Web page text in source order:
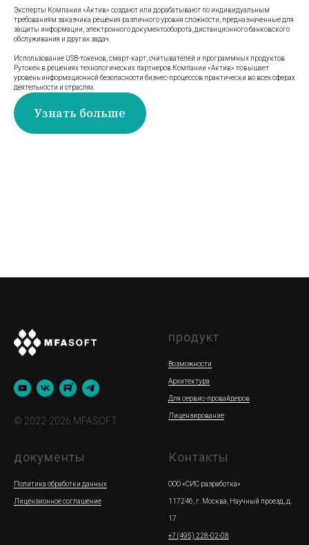
Эксперты Компании «Актив» создают или дорабатывают по индивидуальным
требованиям заказчика решения различного уровня сложности, предназначенные для
защиты информации, электронного документооборота, дистанционного банковского
обслуживания и других задач.
Использование USB-токенов, смарт-карт, считывателей и программных продуктов
Рутокен в решениях технологических партнеров Компании «Актив» повышает
уровень информационной безопасности бизнес-процессов практически во всех сферах
деятельности и отраслях.
Узнать больше
© 2022-2026 MFASOFT
продукт
Возможности
Архитектура
Для сервис-провайдеров
Лицензирование
документы
Политика обработки данных
Лицензионное соглашение
Контакты
ООО «СИС разработка»
117246, г. Москва, Научный проезд, д.
17
+7 (495) 228-02-08